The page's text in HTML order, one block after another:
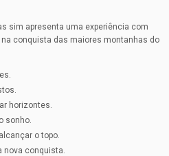
sim apresenta uma experiência com
conquista das maiores montanhas do
horizontes.
sonho.
o topo.
nova conquista.